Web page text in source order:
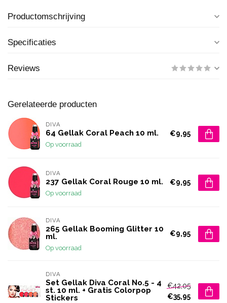
Productomschrijving
Specificaties
Reviews
Gerelateerde producten
DIVA
64 Gellak Coral Peach 10 ml.
Op voorraad
€9,95
DIVA
237 Gellak Coral Rouge 10 ml.
Op voorraad
€9,95
DIVA
265 Gellak Booming Glitter 10
ml.
Op voorraad
€9,95
DIVA
Set Gellak Diva Coral No.5 - 4
st. 10 ml. + Gratis Colorpop
Stickers
€42,05
€35,95